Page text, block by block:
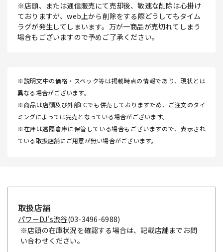
※店頭、または通信販売にて売却後、敏速な削除は心掛け
ておりますが、web上から削除をする際どうしてもタイム
ラグが発生してしまいます。万が一商品が売切れてしまう
場合もございますので予めご了承ください。
※説明文中の価格・スペック等は掲載時点の情報であり、現状とは
異なる場合がございます。
※商品は店頭及び外部ECでも併売しておりますため、ご注文のタイ
ミングによっては完売となっている場合がございます。
※在庫は遠隔倉庫に保管している場合もございますので、表示され
ている取扱店舗にご用意が無い場合がございます。
取扱店舗
パワーDJ's渋谷(03-3496-6988)
※店頭の在庫状況を確認する場合は、記載店舗までお問
い合わせください。